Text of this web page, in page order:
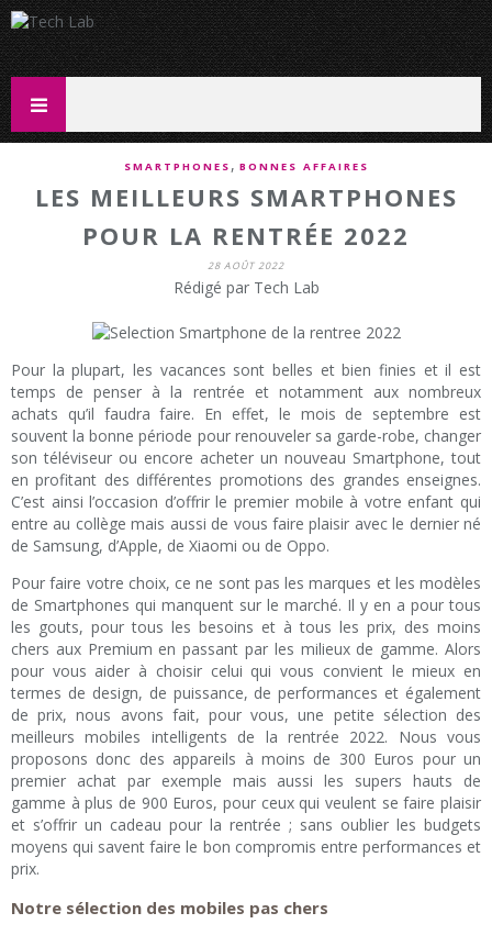
SMARTPHONES , BONNES AFFAIRES
LES MEILLEURS SMARTPHONES
POUR LA RENTRÉE 2022
28 AOÛT 2022
Rédigé par Tech Lab
Pour la plupart, les vacances sont belles et bien finies et il est
temps de penser à la rentrée et notamment aux nombreux
achats qu’il faudra faire. En effet, le mois de septembre est
souvent la bonne période pour renouveler sa garde-robe, changer
son téléviseur ou encore acheter un nouveau Smartphone, tout
en profitant des différentes promotions des grandes enseignes.
C’est ainsi l’occasion d’offrir le premier mobile à votre enfant qui
entre au collège mais aussi de vous faire plaisir avec le dernier né
de Samsung, d’Apple, de Xiaomi ou de Oppo.
Pour faire votre choix, ce ne sont pas les marques et les modèles
de Smartphones qui manquent sur le marché. Il y en a pour tous
les gouts, pour tous les besoins et à tous les prix, des moins
chers aux Premium en passant par les milieux de gamme. Alors
pour vous aider à choisir celui qui vous convient le mieux en
termes de design, de puissance, de performances et également
de prix, nous avons fait, pour vous, une petite sélection des
meilleurs mobiles intelligents de la rentrée 2022. Nous vous
proposons donc des appareils à moins de 300 Euros pour un
premier achat par exemple mais aussi les supers hauts de
gamme à plus de 900 Euros, pour ceux qui veulent se faire plaisir
et s’offrir un cadeau pour la rentrée ; sans oublier les budgets
moyens qui savent faire le bon compromis entre performances et
prix.
Notre sélection des mobiles pas chers